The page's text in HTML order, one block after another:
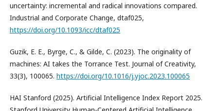
uncertainty: incremental and radical innovations compared.
Industrial and Corporate Change, dtaf025,
https://doi.org/10.1093/icc/dtaf025
Guzik, E. E., Byrge, C., & Gilde, C. (2023). The originality of
machines: AI takes the Torrance Test. Journal of Creativity,
33(3), 100065. https://doi.org/10.1016/j.yjoc.2023.100065
HAI Stanford (2025). Artificial Intelligence Index Report 2025.